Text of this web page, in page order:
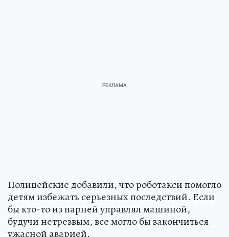
Полицейские добавили, что роботакси помогло
детям избежать серьезных последствий. Если
бы кто-то из парней управлял машиной,
будучи нетрезвым, все могло бы закончиться
ужасной аварией.